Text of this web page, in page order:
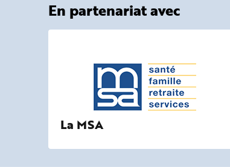
En partenariat avec
La MSA